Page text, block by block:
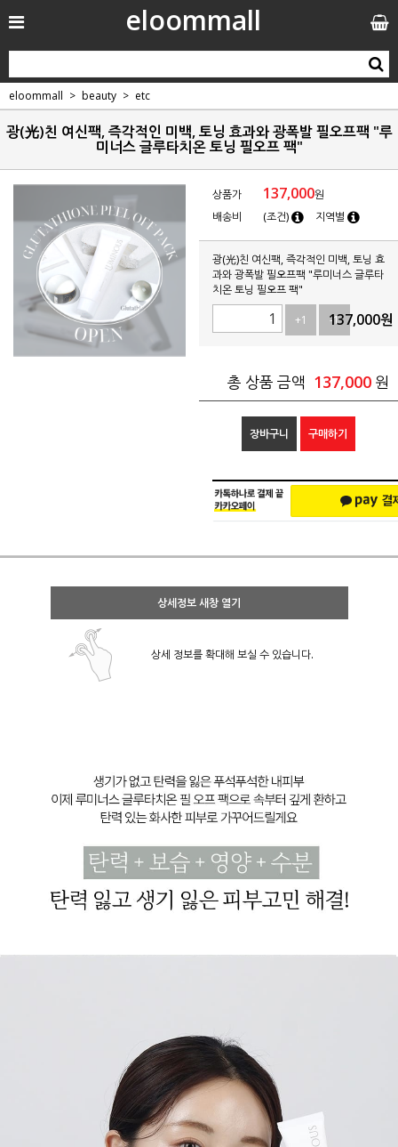
eloommall
eloommall beauty etc
광(光)친 여신팩, 즉각적인 미백, 토닝 효과와 광폭발 필오프팩 "루
미너스 글루타치온 토닝 필오프 팩"
상품가 137,000원
배송비
(조건) 지역별
광(光)친 여신팩, 즉각적인 미백, 토닝 효
과와 광폭발 필오프팩 "루미너스 글루타
치온 토닝 필오프 팩"
+1
-1
137,000원
총 상품 금액 137,000 원
장바구니 구매하기
상세정보 새창 열기
상세 정보를 확대해 보실 수 있습니다.